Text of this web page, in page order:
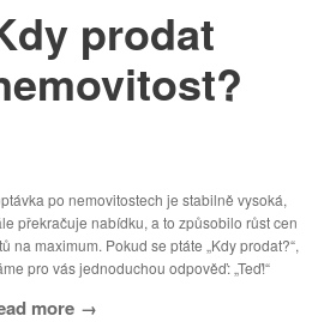
prodat
po nemovitostech je stabilně vysoká,
překračuje nabídku, a to způsobilo růst cen
na maximum. Pokud se ptáte „Kdy prodat?“,
pro vás jednoduchou odpověď: „Teď!“
more